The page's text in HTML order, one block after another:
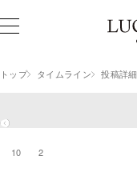
新着
トップ タイムライン 投稿詳細
10 2